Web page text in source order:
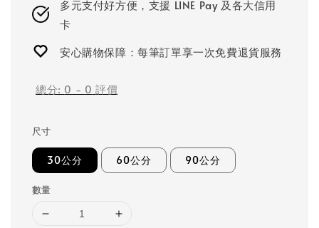
多元支付好方便，支援 LINE Pay 及各大信用
卡
安心購物保障：每筆訂單享一次免費退貨服務
總分: 0 - 0 評價
尺寸
30公分 60公分 90公分
數量